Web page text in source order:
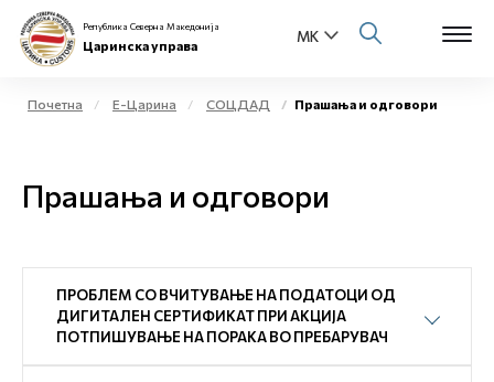
Физички лица
Бизнис заедница
Е-Царина
Open
Република Северна Македонија
Царинска управа
Почетна Е-Царина СОЦДАД Прашања и одговори
Прашања и одговори
ПРОБЛЕМ СО ВЧИТУВАЊЕ НА ПОДАТОЦИ ОД
ДИГИТАЛЕН СЕРТИФИКАТ ПРИ АКЦИЈА
ПОТПИШУВАЊЕ НА ПОРАКА ВО ПРЕБАРУВАЧ